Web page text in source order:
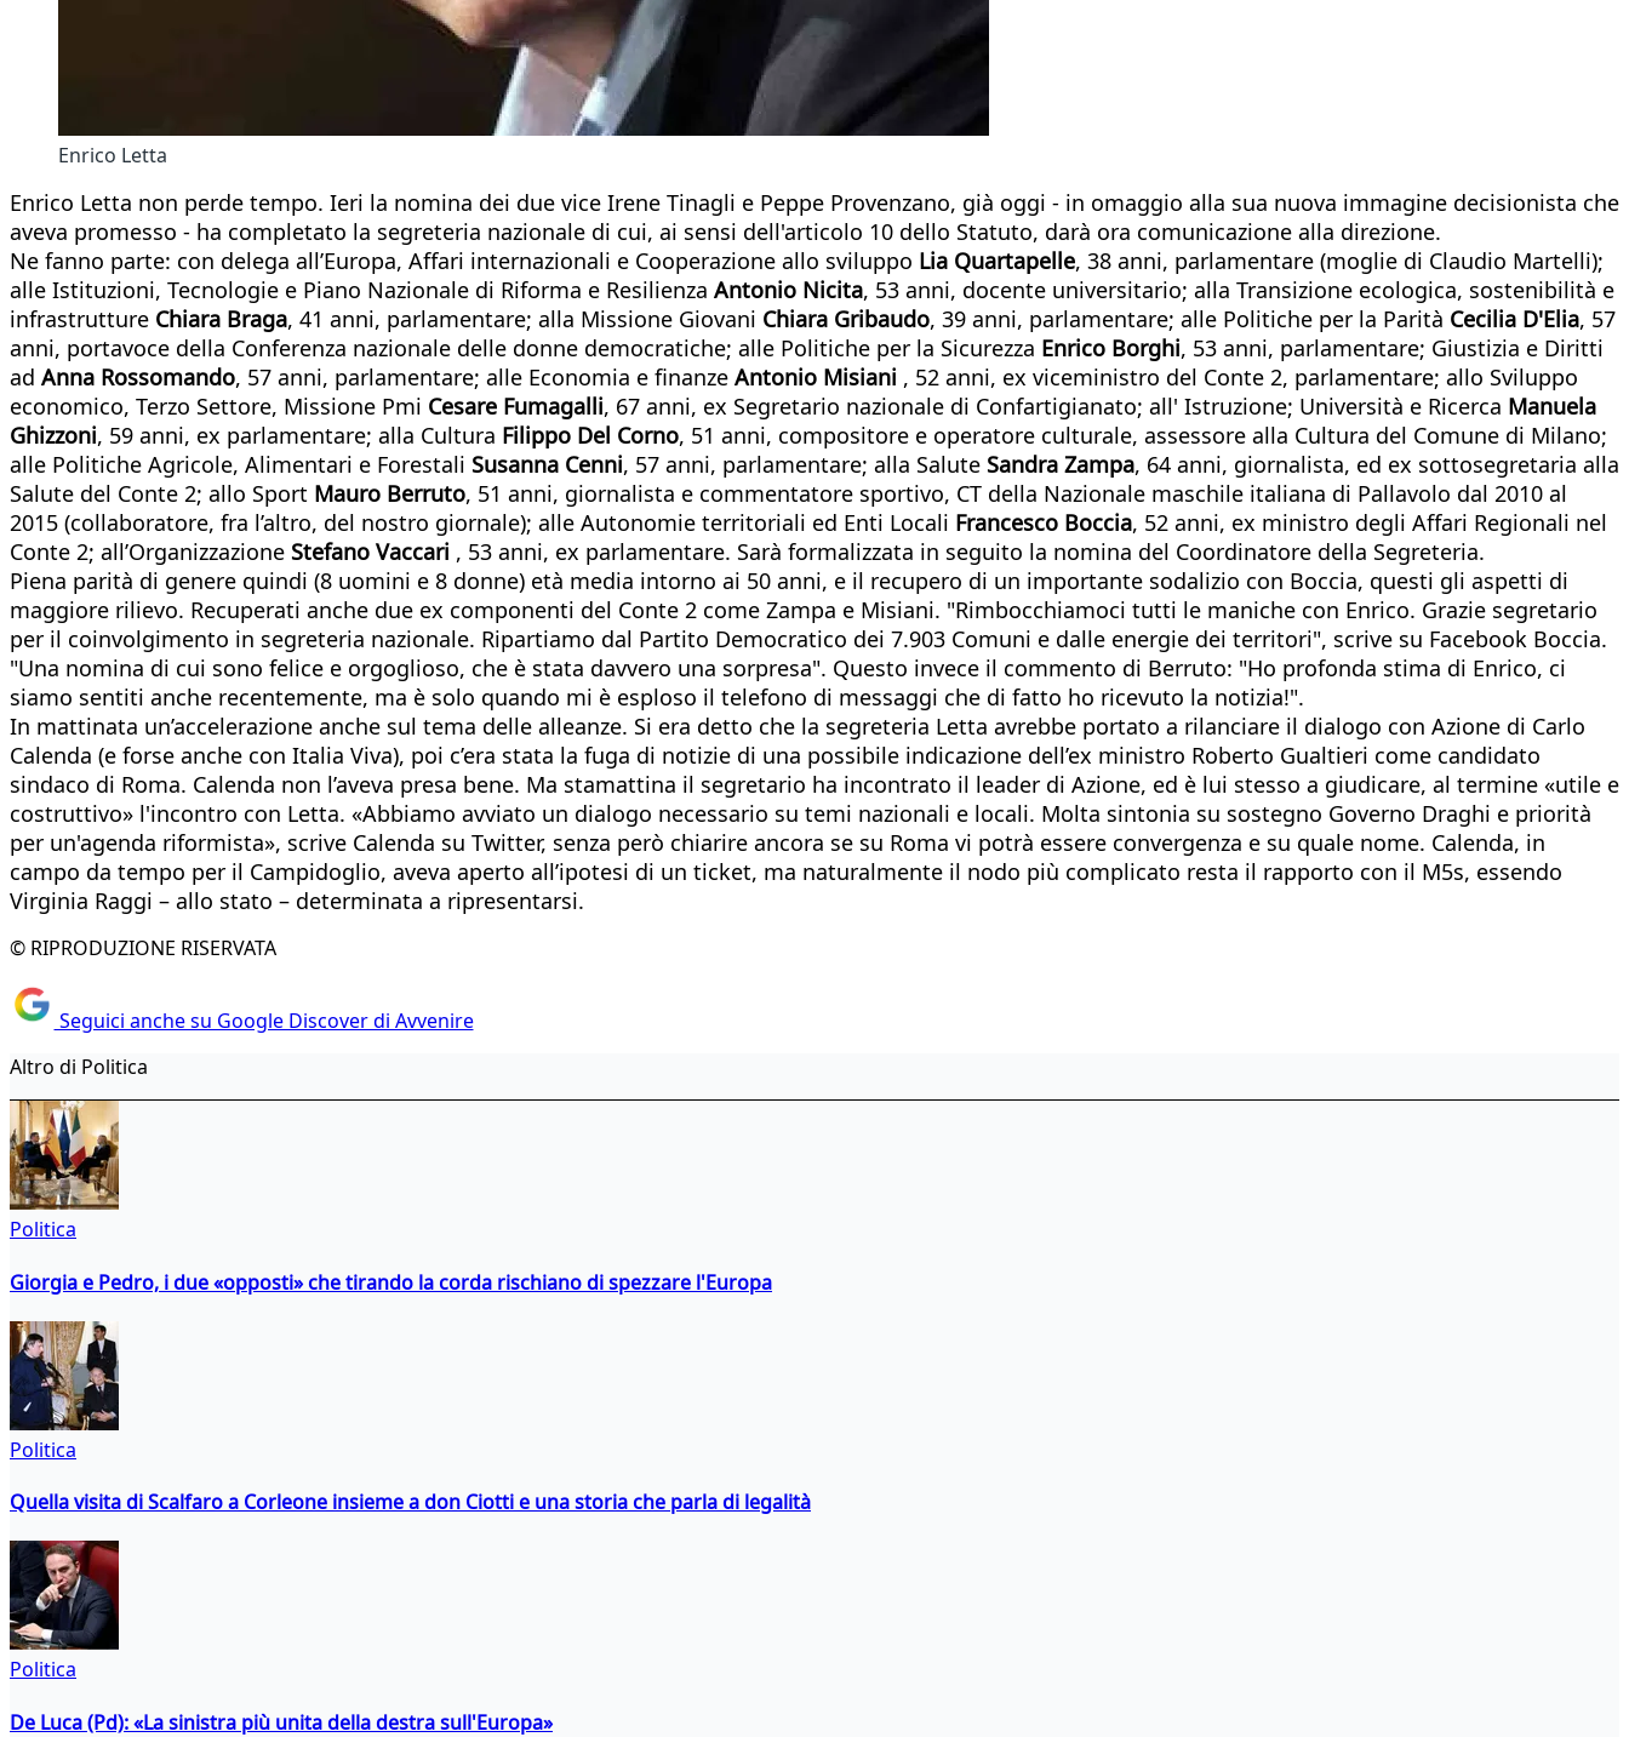
Enrico Letta
Enrico Letta non perde tempo. Ieri la nomina dei due vice Irene Tinagli e Peppe Provenzano, già oggi - in omaggio alla sua nuova immagine decisionista che
aveva promesso - ha completato la segreteria nazionale di cui, ai sensi dell'articolo 10 dello Statuto, darà ora comunicazione alla direzione.
Ne fanno parte: con delega all’Europa, Affari internazionali e Cooperazione allo sviluppo Lia Quartapelle, 38 anni, parlamentare (moglie di Claudio Martelli);
alle Istituzioni, Tecnologie e Piano Nazionale di Riforma e Resilienza Antonio Nicita, 53 anni, docente universitario; alla Transizione ecologica, sostenibilità e
infrastrutture Chiara Braga, 41 anni, parlamentare; alla Missione Giovani Chiara Gribaudo, 39 anni, parlamentare; alle Politiche per la Parità Cecilia D'Elia, 57
anni, portavoce della Conferenza nazionale delle donne democratiche; alle Politiche per la Sicurezza Enrico Borghi, 53 anni, parlamentare; Giustizia e Diritti
ad Anna Rossomando, 57 anni, parlamentare; alle Economia e finanze Antonio Misiani , 52 anni, ex viceministro del Conte 2, parlamentare; allo Sviluppo
economico, Terzo Settore, Missione Pmi Cesare Fumagalli, 67 anni, ex Segretario nazionale di Confartigianato; all' Istruzione; Università e Ricerca Manuela
Ghizzoni, 59 anni, ex parlamentare; alla Cultura Filippo Del Corno, 51 anni, compositore e operatore culturale, assessore alla Cultura del Comune di Milano;
alle Politiche Agricole, Alimentari e Forestali Susanna Cenni, 57 anni, parlamentare; alla Salute Sandra Zampa, 64 anni, giornalista, ed ex sottosegretaria alla
Salute del Conte 2; allo Sport Mauro Berruto, 51 anni, giornalista e commentatore sportivo, CT della Nazionale maschile italiana di Pallavolo dal 2010 al
2015 (collaboratore, fra l’altro, del nostro giornale); alle Autonomie territoriali ed Enti Locali Francesco Boccia, 52 anni, ex ministro degli Affari Regionali nel
Conte 2; all’Organizzazione Stefano Vaccari , 53 anni, ex parlamentare. Sarà formalizzata in seguito la nomina del Coordinatore della Segreteria.
Piena parità di genere quindi (8 uomini e 8 donne) età media intorno ai 50 anni, e il recupero di un importante sodalizio con Boccia, questi gli aspetti di
maggiore rilievo. Recuperati anche due ex componenti del Conte 2 come Zampa e Misiani. "Rimbocchiamoci tutti le maniche con Enrico. Grazie segretario
per il coinvolgimento in segreteria nazionale. Ripartiamo dal Partito Democratico dei 7.903 Comuni e dalle energie dei territori", scrive su Facebook Boccia.
"Una nomina di cui sono felice e orgoglioso, che è stata davvero una sorpresa". Questo invece il commento di Berruto: "Ho profonda stima di Enrico, ci
siamo sentiti anche recentemente, ma è solo quando mi è esploso il telefono di messaggi che di fatto ho ricevuto la notizia!".
In mattinata un’accelerazione anche sul tema delle alleanze. Si era detto che la segreteria Letta avrebbe portato a rilanciare il dialogo con Azione di Carlo
Calenda (e forse anche con Italia Viva), poi c’era stata la fuga di notizie di una possibile indicazione dell’ex ministro Roberto Gualtieri come candidato
sindaco di Roma. Calenda non l’aveva presa bene. Ma stamattina il segretario ha incontrato il leader di Azione, ed è lui stesso a giudicare, al termine «utile e
costruttivo» l'incontro con Letta. «Abbiamo avviato un dialogo necessario su temi nazionali e locali. Molta sintonia su sostegno Governo Draghi e priorità
per un'agenda riformista», scrive Calenda su Twitter, senza però chiarire ancora se su Roma vi potrà essere convergenza e su quale nome. Calenda, in
campo da tempo per il Campidoglio, aveva aperto all’ipotesi di un ticket, ma naturalmente il nodo più complicato resta il rapporto con il M5s, essendo
Virginia Raggi – allo stato – determinata a ripresentarsi.
© RIPRODUZIONE RISERVATA
Seguici anche su Google Discover di Avvenire
Altro di Politica
Politica
Giorgia e Pedro, i due «opposti» che tirando la corda rischiano di spezzare l'Europa
Politica
Quella visita di Scalfaro a Corleone insieme a don Ciotti e una storia che parla di legalità
Politica
De Luca (Pd): «La sinistra più unita della destra sull'Europa»